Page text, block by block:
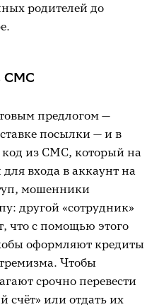
родителей до
СМС
предлогом —
посылки — и в
код из СМС, который на
входа в аккаунт на
мошенники
другой «сотрудник»
что с помощью этого
оформляют кредиты
Чтобы
срочно перевести
счёт» или отдать их